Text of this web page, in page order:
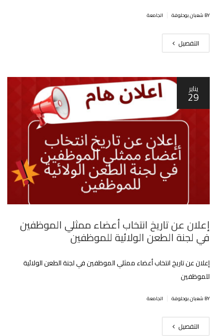
BY شعبان بوحلوفة الجامعة
التفصيل
يناير
29
إعلان عن تاريخ انتخاب أعضاء ممثلي الموظفين
في لجنة الطعن الولائية للموظفين
إعلان عن تاريخ انتخاب أعضاء ممثلي الموظفين في لجنة الطعن الولائية
للموظفين
BY شعبان بوحلوفة الجامعة
التفصيل